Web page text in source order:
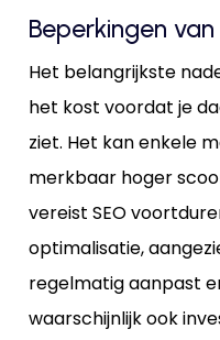
Beperkingen van
Het belangrijkste
het kost voordat je
ziet. Het kan enkele
merkbaar hoger
vereist SEO
optimalisatie,
regelmatig aanpast
waarschijnlijk ook